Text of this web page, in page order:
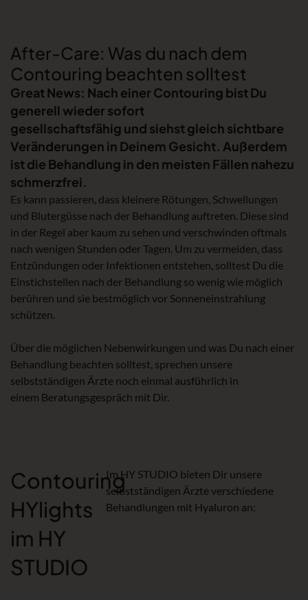
After-Care: Was du nach dem
Contouring beachten solltest
Great News: Nach einer Contouring bist Du
generell wieder sofort
gesellschaftsfähig und siehst gleich sichtbare
Veränderungen in Deinem Gesicht. Außerdem
ist die Behandlung in den meisten Fällen nahezu
schmerzfrei.
Es kann passieren, dass kleinere Rötungen, Schwellungen
und Blutergüsse nach der Behandlung auftreten. Diese sind
in der Regel aber kaum zu sehen und verschwinden oftmals
nach wenigen Stunden oder Tagen. Um zu vermeiden, dass
Entzündungen oder Infektionen entstehen, solltest Du die
Einstichstellen nach der Behandlung so wenig wie möglich
berühren und sie bestmöglich vor Sonneneinstrahlung
schützen.
Über die möglichen Nebenwirkungen und was Du nach einer
Behandlung beachten solltest, sprechen unsere
selbstständigen Ärzte noch einmal ausführlich in
einem Beratungsgespräch mit Dir.
Contouring
HYlights
im HY
STUDIO
Im HY STUDIO bieten Dir unsere
selbstständigen Ärzte verschiedene
Behandlungen mit Hyaluron an: